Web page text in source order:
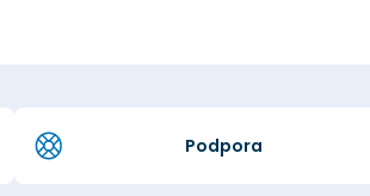
Podpora